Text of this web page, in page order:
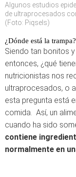
Algunos estudios
de ultraprocesados
(Foto: Piqsels)
¿Dónde está la trampa?
Siendo tan bonitos
entonces, ¿qué
nutricionistas nos
ultraprocesados, o
esta pregunta está
comida. Así, un
cuando ha sido
contiene
normalmente en